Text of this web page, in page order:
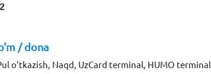
/ dona
o'tkazish, Naqd, UzCard terminal, HUMO terminal